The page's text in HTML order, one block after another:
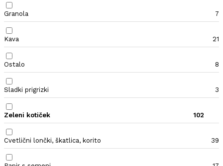
Granola 7
Kava 21
Ostalo 8
Sladki prigrizki 3
Zeleni kotiček 102
Cvetlični lončki, škatlica, korito 39